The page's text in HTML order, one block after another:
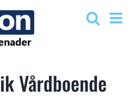
Vårdboende